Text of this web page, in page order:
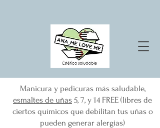
Manicura y pedicuras más saludable,
esmaltes de uñas 5, 7, y 14 FREE (libres de
ciertos químicos que debilitan tus uñas o
pueden generar alergias)